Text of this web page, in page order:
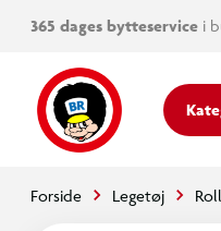
365 dages bytteservice i
Forside Legetøj